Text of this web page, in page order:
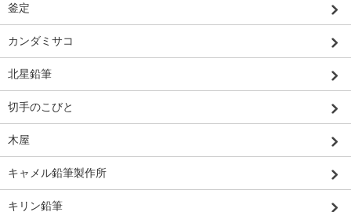
釜定
カンダミサコ
北星鉛筆
切手のこびと
木屋
キャメル鉛筆製作所
キリン鉛筆